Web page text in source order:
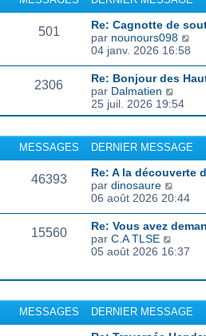
501
Re: Cagnotte de
par nounours098
s
t
r
l
e
d
n
i
e
s
a
g
04 janv. 2026 16:58
2306
Re: Bonjour des
par Dalmatien
o
n
u
l
e
l
e
d
r
i
r
e
25 juil. 2026 19:54
MESSAGES DERNIER MESSAGE
46393
Re: A la découverte
par dinosaure
o
s
l
l
e
d
06 août 2026 20:44
15560
Re: Vous avez
par C.A TLSE
o
l
t
e
05 août 2026 16:37
MESSAGES DERNIER MESSAGE